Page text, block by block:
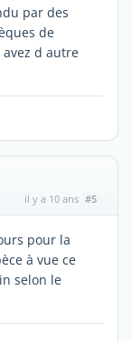
par des
de
d autre
il y a 10 ans #5
pour la
à vue ce
selon le